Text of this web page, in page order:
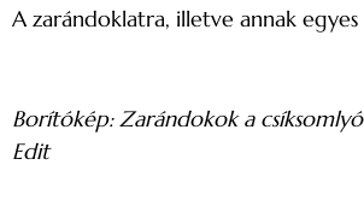
A zarándoklatra, illetve annak egyes
Borítókép: Zarándokok a
Edit